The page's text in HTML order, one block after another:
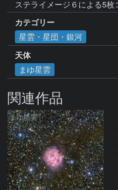
ステライメージ６による5枚
カテゴリー
星雲・星団・銀河
天体
まゆ星雲
関連作品
まゆ星雲